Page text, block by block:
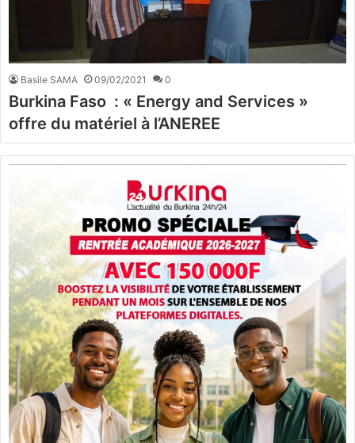
Basile SAMA 09/02/2021 0
Burkina Faso : « Energy and Services »
offre du matériel à l’ANEREE